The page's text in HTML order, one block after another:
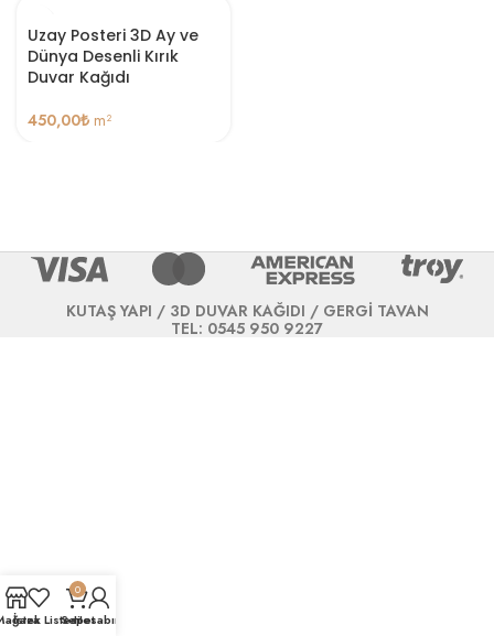
Uzay Posteri 3D Ay ve
Dünya Desenli Kırık
Duvar Kağıdı
450,00₺ m²
KUTAŞ YAPI / 3D DUVAR KAĞIDI / GERGİ TAVAN
TEL: 0545 950 9227
İstek Listesi
0
Sepet
Hesabım